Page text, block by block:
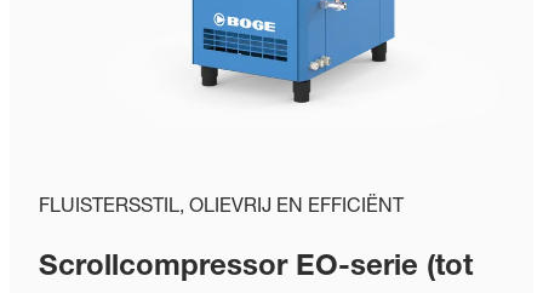
FLUISTERSSTIL, OLIEVRIJ EN EFFICIËNT
Scrollcompressor EO-serie (tot